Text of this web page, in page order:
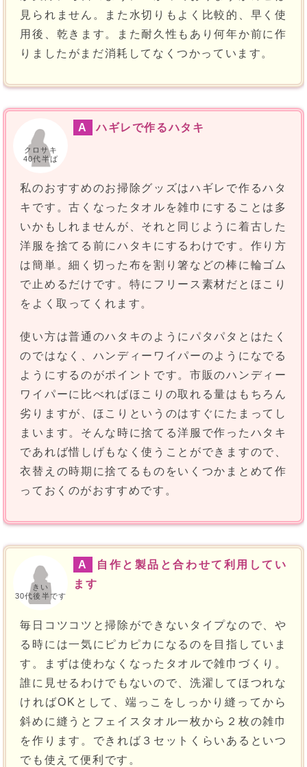
見られません。また水切りもよく比較的、早く使
用後、乾きます。また耐久性もあり何年か前に作
りましたがまだ消耗してなくつかっています。
クロサキ
40代半ば
A ハギレで作るハタキ
私のおすすめのお掃除グッズはハギレで作るハタ
キです。古くなったタオルを雑巾にすることは多
いかもしれませんが、それと同じように着古した
洋服を捨てる前にハタキにするわけです。作り方
は簡単。細く切った布を割り箸などの棒に輪ゴム
で止めるだけです。特にフリース素材だとほこり
をよく取ってくれます。
使い方は普通のハタキのようにパタパタとはたく
のではなく、ハンディーワイパーのようになでる
ようにするのがポイントです。市販のハンディー
ワイパーに比べればほこりの取れる量はもちろん
劣りますが、ほこりというのはすぐにたまってし
まいます。そんな時に捨てる洋服で作ったハタキ
であれば惜しげもなく使うことができますので、
衣替えの時期に捨てるものをいくつかまとめて作
っておくのがおすすめです。
きい
30代後半です
A
自作と製品と合わせて利用してい
ます
毎日コツコツと掃除ができないタイプなので、や
る時には一気にピカピカになるのを目指していま
す。まずは使わなくなったタオルで雑巾づくり。
誰に見せるわけでもないので、洗濯してほつれな
ければOKとして、端っこをしっかり縫ってから
斜めに縫うとフェイスタオル一枚から２枚の雑巾
を作ります。できれば３セットくらいあるといつ
でも使えて便利です。